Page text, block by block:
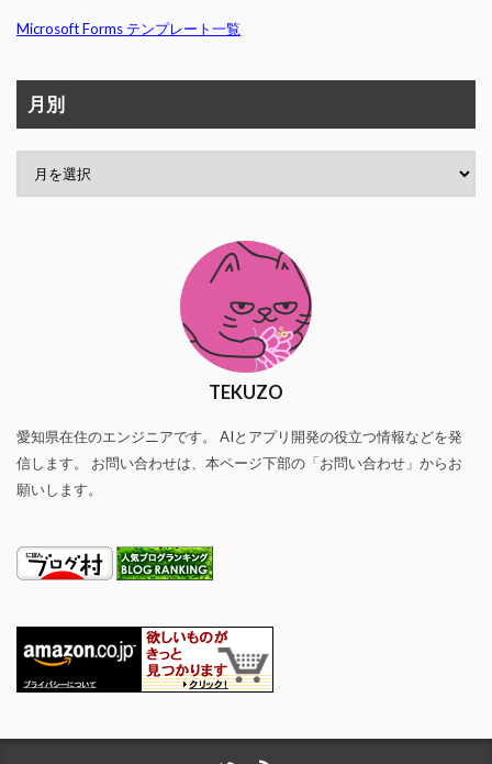
Microsoft Forms テンプレート一覧
月別
TEKUZO
愛知県在住のエンジニアです。 AIとアプリ開発の役立つ情報などを発
信します。 お問い合わせは、本ページ下部の「お問い合わせ」からお
願いします。